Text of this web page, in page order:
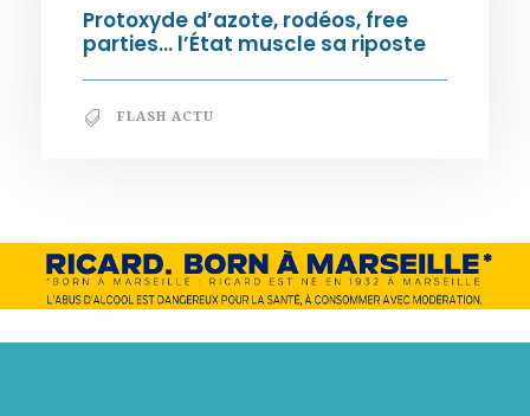
Protoxyde d’azote, rodéos, free
parties… l’État muscle sa riposte
FLASH ACTU